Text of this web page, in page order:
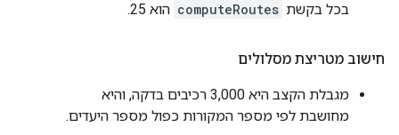
בכל בקשת computeRoutes הוא 25.
חישוב מטריצת מסלולים
מגבלת הקצב היא 3,000 רכיבים בדקה, והיא
מחושבת לפי מספר המקורות כפול מספר היעדים.